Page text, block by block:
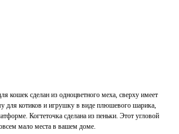
кошек сделан из одноцветного меха, сверху имеет
для котиков и игрушку в виде плюшевого шарика,
Когтеточка сделана из пеньки. Этот угловой
мало места в вашем доме.